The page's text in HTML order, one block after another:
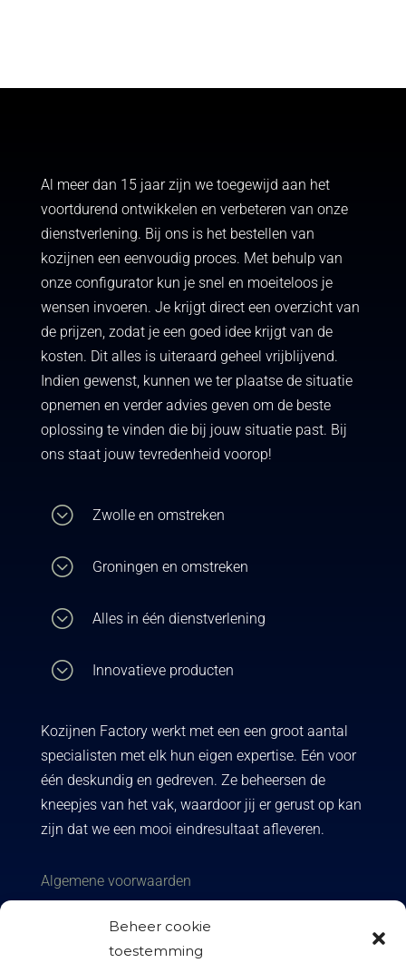
Beheer cookie
toestemming
Al meer dan 15 jaar zijn we toegewijd aan het
voortdurend ontwikkelen en verbeteren van onze
dienstverlening. Bij ons is het bestellen van
kozijnen een eenvoudig proces. Met behulp van
onze configurator kun je snel en moeiteloos je
wensen invoeren. Je krijgt direct een overzicht van
de prijzen, zodat je een goed idee krijgt van de
kosten. Dit alles is uiteraard geheel vrijblijvend.
Indien gewenst, kunnen we ter plaatse de situatie
opnemen en verder advies geven om de beste
oplossing te vinden die bij jouw situatie past. Bij
ons staat jouw tevredenheid voorop!
; Zwolle en omstreken
; Groningen en omstreken
; Alles in één dienstverlening
; Innovatieve producten
Kozijnen Factory werkt met een een groot aantal
specialisten met elk hun eigen expertise. Eén voor
één deskundig en gedreven. Ze beheersen de
kneepjes van het vak, waardoor jij er gerust op kan
zijn dat we een mooi eindresultaat afleveren.
Algemene voorwaarden
Privacy policy